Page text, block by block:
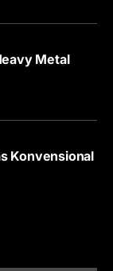
Metal
Konvensional